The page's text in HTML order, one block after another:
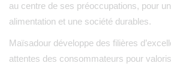
au centre de ses préoccupations, pour
alimentation et une société durables.
Maïsadour développe des filières
attentes des consommateurs pour